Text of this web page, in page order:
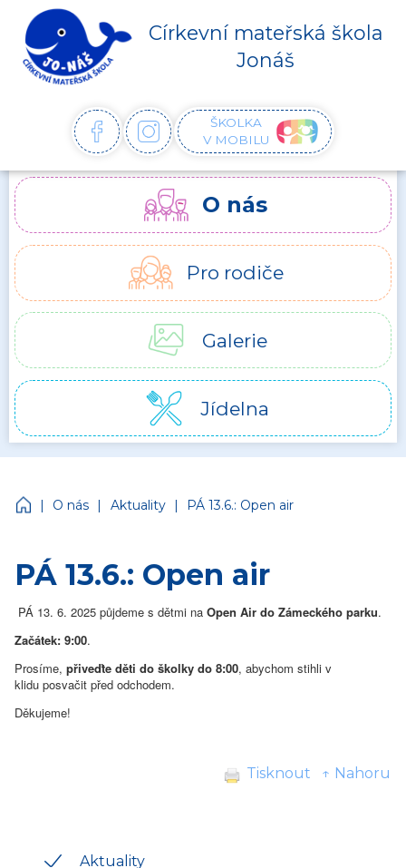
Církevní mateřská škola
Jonáš
FACEBOOKINSTAGRAM
ŠKOLKA
V MOBILU
O nás
Pro rodiče
Galerie
Jídelna
Církevní mateřská škola Jonáš
| O nás | Aktuality | PÁ 13.6.: Open air
PÁ 13.6.: Open air
PÁ 13. 6. 2025 půjdeme s dětmi na Open Air do Zámeckého parku.
Začátek: 9:00.
Prosíme, přiveďte děti do školky do 8:00, abychom stihli v
klidu posvačit před odchodem.
Děkujeme!
Tisknout ↑ Nahoru
Aktuality